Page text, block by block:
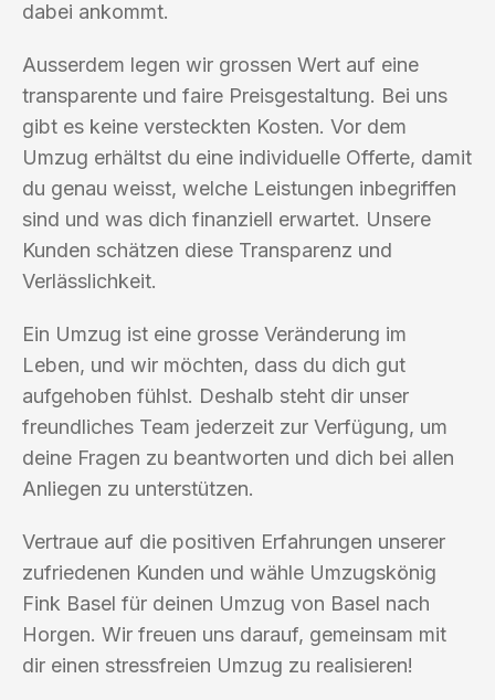
dabei ankommt.
Ausserdem legen wir grossen Wert auf eine
transparente und faire Preisgestaltung. Bei uns
gibt es keine versteckten Kosten. Vor dem
Umzug erhältst du eine individuelle Offerte, damit
du genau weisst, welche Leistungen inbegriffen
sind und was dich finanziell erwartet. Unsere
Kunden schätzen diese Transparenz und
Verlässlichkeit.
Ein Umzug ist eine grosse Veränderung im
Leben, und wir möchten, dass du dich gut
aufgehoben fühlst. Deshalb steht dir unser
freundliches Team jederzeit zur Verfügung, um
deine Fragen zu beantworten und dich bei allen
Anliegen zu unterstützen.
Vertraue auf die positiven Erfahrungen unserer
zufriedenen Kunden und wähle Umzugskönig
Fink Basel für deinen Umzug von Basel nach
Horgen. Wir freuen uns darauf, gemeinsam mit
dir einen stressfreien Umzug zu realisieren!